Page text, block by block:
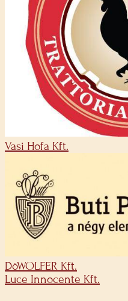
Vasi Hofa Kft.
DöWOLFER Kft.
Luce Innocente Kft.